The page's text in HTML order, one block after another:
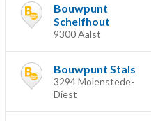
Bouwpunt
Schelfhout
9300 Aalst
Bouwpunt Stals
3294 Molenstede-
Diest